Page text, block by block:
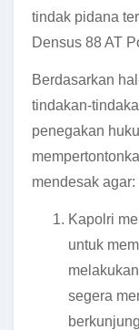
tindak pidana
Densus 88 AT
Berdasarkan
tindakan-
penegakan
mendesak agar:
Kapolri
untuk
segera